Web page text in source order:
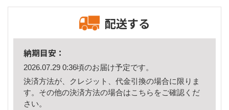
配送する
納期目安：
2026.07.29 0:36頃のお届け予定です。
決済方法が、クレジット、代金引換の場合に限りま
す。その他の決済方法の場合はこちら をご確認くだ
さい。